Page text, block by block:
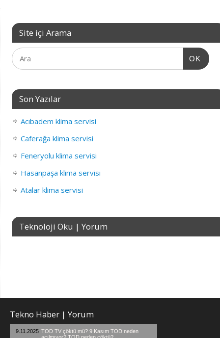
Site içi Arama
OK
Son Yazılar
Acıbadem klima servisi
Caferağa klima servisi
Feneryolu klima servisi
Hasanpaşa klima servisi
Atalar klima servisi
Teknoloji Oku | Yorum
Tekno Haber | Yorum